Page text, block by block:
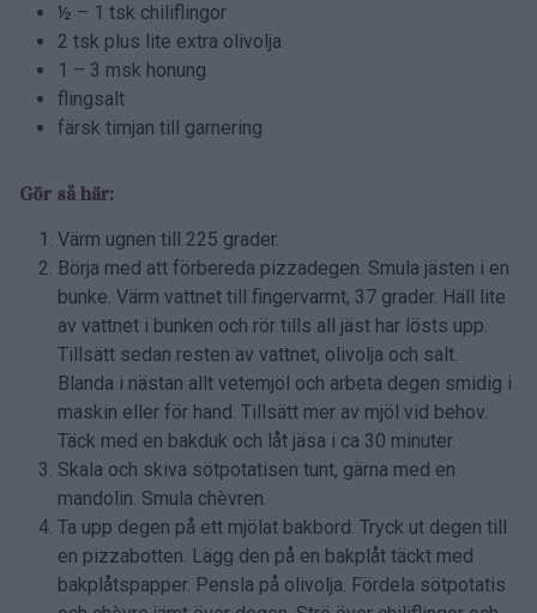
½ – 1 tsk chiliflingor
2 tsk plus lite extra olivolja
1 – 3 msk honung
flingsalt
färsk timjan till garnering
Gör så här:
Värm ugnen till 225 grader.
Börja med att förbereda pizzadegen. Smula jästen i en
bunke. Värm vattnet till fingervarmt, 37 grader. Häll lite
av vattnet i bunken och rör tills all jäst har lösts upp.
Tillsätt sedan resten av vattnet, olivolja och salt.
Blanda i nästan allt vetemjöl och arbeta degen smidig i
maskin eller för hand. Tillsätt mer av mjöl vid behov.
Täck med en bakduk och låt jäsa i ca 30 minuter.
Skala och skiva sötpotatisen tunt, gärna med en
mandolin. Smula chèvren.
Ta upp degen på ett mjölat bakbord. Tryck ut degen till
en pizzabotten. Lägg den på en bakplåt täckt med
bakplåtspapper. Pensla på olivolja. Fördela sötpotatis